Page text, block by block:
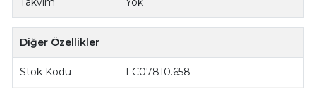
Diğer Özellikler
Stok Kodu LC07810.658